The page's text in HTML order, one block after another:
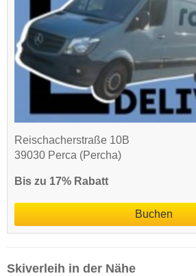
Reischacherstraße 10B
39030 Perca (Percha)
Bis zu 17% Rabatt
Buchen
Skiverleih in der Nähe